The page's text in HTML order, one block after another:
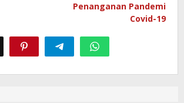
Penanganan Pandemi
Covid-19